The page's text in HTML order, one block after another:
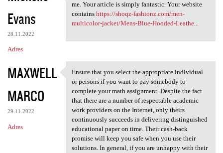
Evans
28.11.2022
Adres
me. Your article is simply fantastic. Your website
contains https://shoqz-fashionz.com/men-
multicolor-jacket/Mens-Blue-Hooded-Leathe...
MAXWELL
MARCO
29.11.2022
Adres
Ensure that you select the
Ensure that you select the appropriate individual
or persons if you want to pay somebody to
complete your math assignment. Despite the fact
that there are a number of respectable academic
work providers on the Internet, only theirs
continuously succeeds in delivering distinguished
educational paper on time. Their cash-back
promise will keep you safe when you use their
solutions. In general, if you are unhappy with their